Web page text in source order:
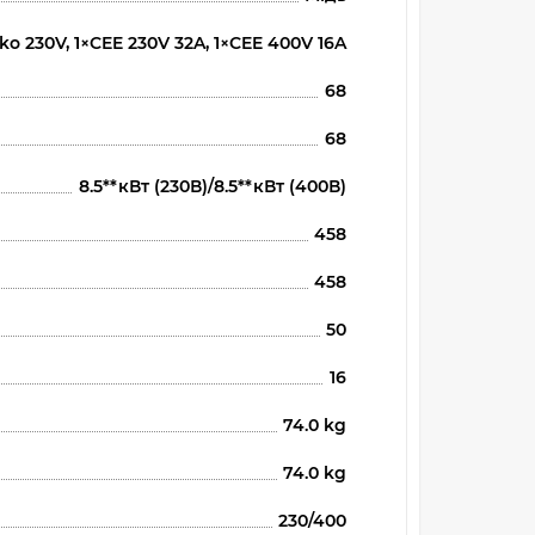
230V, 1×CEE 230V 32A, 1×CEE 400V 16A
68
68
8.5**кВт (230В)/8.5**кВт (400В)
458
458
50
16
74.0 kg
74.0 kg
230/400